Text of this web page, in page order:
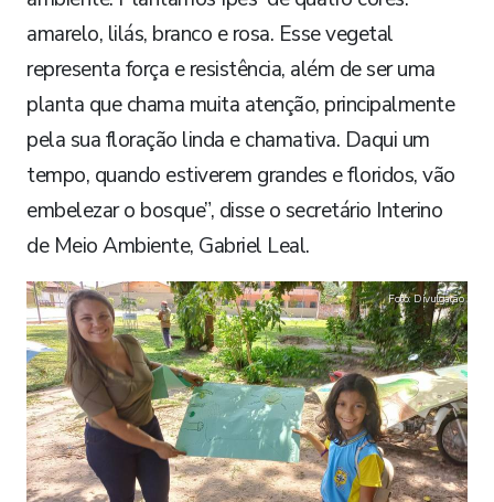
amarelo, lilás, branco e rosa. Esse vegetal
representa força e resistência, além de ser uma
planta que chama muita atenção, principalmente
pela sua floração linda e chamativa. Daqui um
tempo, quando estiverem grandes e floridos, vão
embelezar o bosque”, disse o secretário Interino
de Meio Ambiente, Gabriel Leal.
Foto: Divulgação